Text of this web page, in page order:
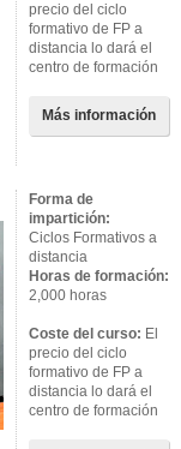
precio del ciclo
formativo de FP a
distancia lo dará el
centro de formación
Más información
Forma de
impartición:
Ciclos Formativos a
distancia
Horas de formación:
2,000 horas
Coste del curso: El
precio del ciclo
formativo de FP a
distancia lo dará el
centro de formación